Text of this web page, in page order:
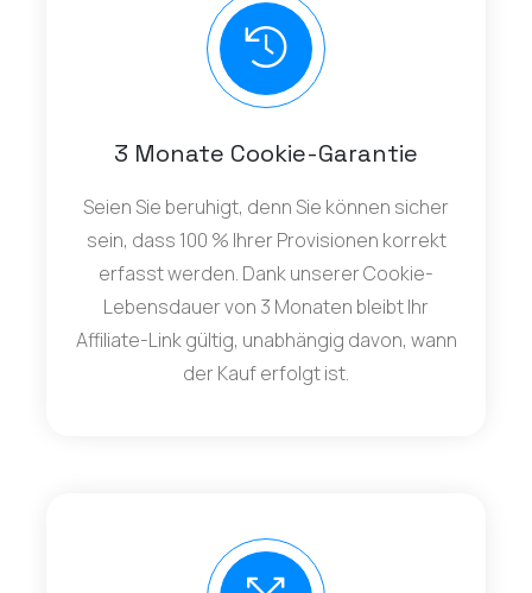
3 Monate Cookie-Garantie
Seien Sie beruhigt, denn Sie können sicher
sein, dass 100 % Ihrer Provisionen korrekt
erfasst werden. Dank unserer Cookie-
Lebensdauer von 3 Monaten bleibt Ihr
Affiliate-Link gültig, unabhängig davon, wann
der Kauf erfolgt ist.